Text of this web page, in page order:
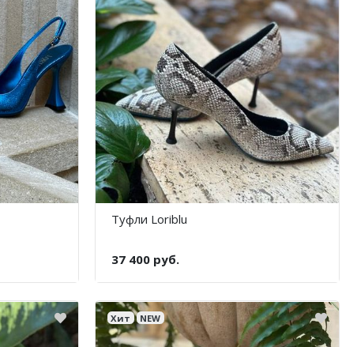
Туфли Loriblu
37 400 руб.
Хит NEW